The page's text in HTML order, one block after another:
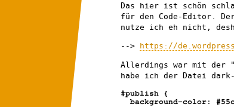
Das hier ist schön
für den Code-Editor.
nutze ich eh nicht,
--> https://
Allerdings war mit der
habe ich der Datei dark-
#publish {